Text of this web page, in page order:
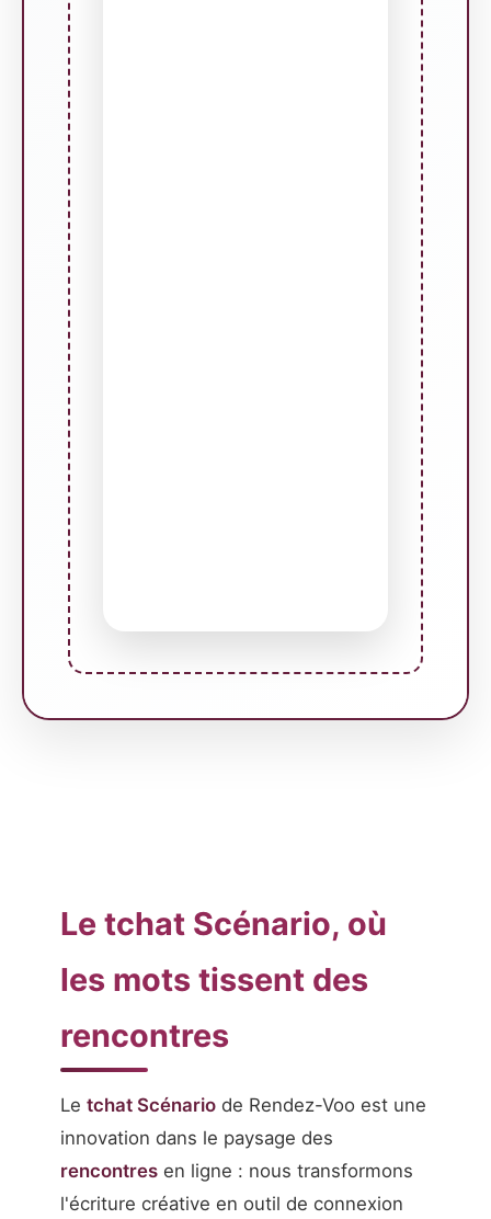
Le tchat Scénario, où
les mots tissent des
rencontres
Le tchat Scénario de Rendez-Voo est une
innovation dans le paysage des
rencontres en ligne : nous transformons
l'écriture créative en outil de connexion